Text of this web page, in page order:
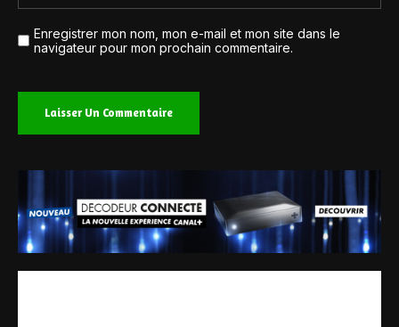
Enregistrer mon nom, mon e-mail et mon site dans le
navigateur pour mon prochain commentaire.